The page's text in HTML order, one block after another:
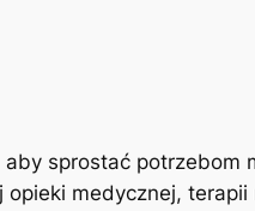
sprostać potrzebom
medycznej,